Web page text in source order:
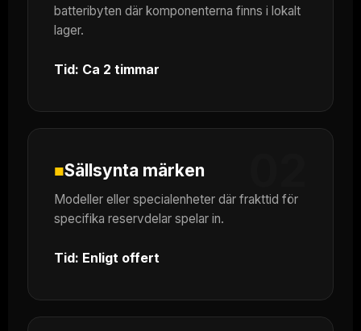
batteribyten där komponenterna finns i lokalt
lager.
Tid: Ca 2 timmar
■Sällsynta märken
Modeller eller specialenheter där frakttid för
specifika reservdelar spelar in.
Tid: Enligt offert